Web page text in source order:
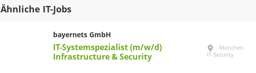
Ähnliche IT-Jobs
bayernets GmbH
IT-Systemspezialist (m/w/d)
Infrastructure & Security
München
IT-Security